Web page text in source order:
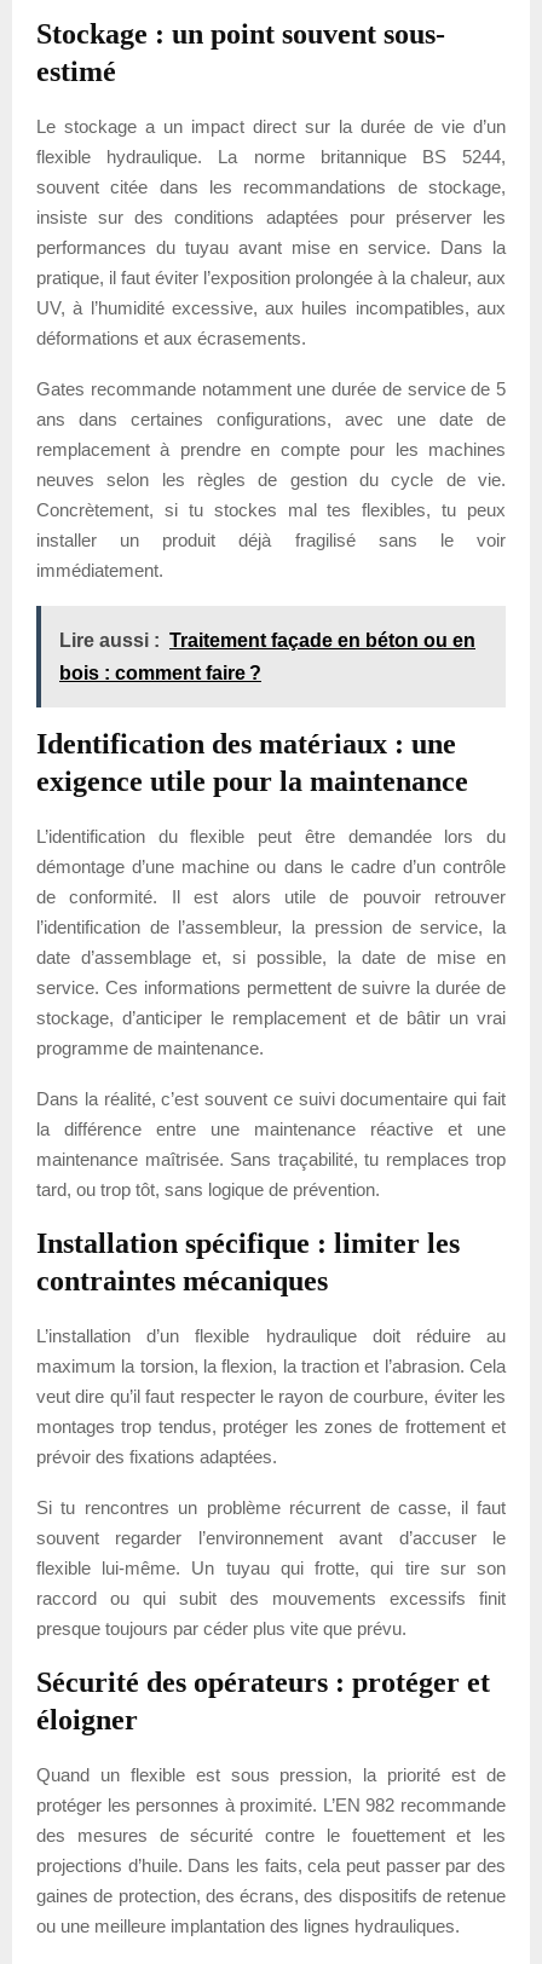
Stockage : un point souvent sous-
estimé
Le stockage a un impact direct sur la durée de vie d’un
flexible hydraulique. La norme britannique BS 5244,
souvent citée dans les recommandations de stockage,
insiste sur des conditions adaptées pour préserver les
performances du tuyau avant mise en service. Dans la
pratique, il faut éviter l’exposition prolongée à la chaleur, aux
UV, à l’humidité excessive, aux huiles incompatibles, aux
déformations et aux écrasements.
Gates recommande notamment une durée de service de 5
ans dans certaines configurations, avec une date de
remplacement à prendre en compte pour les machines
neuves selon les règles de gestion du cycle de vie.
Concrètement, si tu stockes mal tes flexibles, tu peux
installer un produit déjà fragilisé sans le voir
immédiatement.
Lire aussi : Traitement façade en béton ou en
bois : comment faire ?
Identification des matériaux : une
exigence utile pour la maintenance
L’identification du flexible peut être demandée lors du
démontage d’une machine ou dans le cadre d’un contrôle
de conformité. Il est alors utile de pouvoir retrouver
l’identification de l’assembleur, la pression de service, la
date d’assemblage et, si possible, la date de mise en
service. Ces informations permettent de suivre la durée de
stockage, d’anticiper le remplacement et de bâtir un vrai
programme de maintenance.
Dans la réalité, c’est souvent ce suivi documentaire qui fait
la différence entre une maintenance réactive et une
maintenance maîtrisée. Sans traçabilité, tu remplaces trop
tard, ou trop tôt, sans logique de prévention.
Installation spécifique : limiter les
contraintes mécaniques
L’installation d’un flexible hydraulique doit réduire au
maximum la torsion, la flexion, la traction et l’abrasion. Cela
veut dire qu’il faut respecter le rayon de courbure, éviter les
montages trop tendus, protéger les zones de frottement et
prévoir des fixations adaptées.
Si tu rencontres un problème récurrent de casse, il faut
souvent regarder l’environnement avant d’accuser le
flexible lui-même. Un tuyau qui frotte, qui tire sur son
raccord ou qui subit des mouvements excessifs finit
presque toujours par céder plus vite que prévu.
Sécurité des opérateurs : protéger et
éloigner
Quand un flexible est sous pression, la priorité est de
protéger les personnes à proximité. L’EN 982 recommande
des mesures de sécurité contre le fouettement et les
projections d’huile. Dans les faits, cela peut passer par des
gaines de protection, des écrans, des dispositifs de retenue
ou une meilleure implantation des lignes hydrauliques.